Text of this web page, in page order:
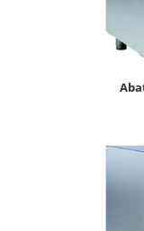
abatedores de temperatura